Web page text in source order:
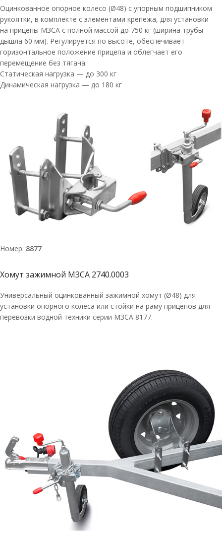
Оцинкованное опорное колесо (Ø48) с упорным подшипником
рукоятки, в комплекте с элементами крепежа, для установки
на прицепы МЗСА с полной массой до 750 кг (ширина трубы
дышла 60 мм). Регулируется по высоте, обеспечивает
горизонтальное положение прицепа и облегчает его
перемещение без тягача.
Статическая нагрузка — до 300 кг
Динамическая нагрузка — до 180 кг
Номер: 8877
Хомут зажимной МЗСА 2740.0003
Универсальный оцинкованный зажимной хомут (Ø48) для
установки опорного колеса или стойки на раму прицепов для
перевозки водной техники серии МЗСА 8177.